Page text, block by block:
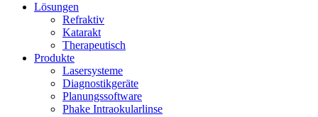
Lösungen
Refraktiv
Katarakt
Therapeutisch
Produkte
Lasersysteme
Diagnostikgeräte
Planungssoftware
Phake Intraokularlinse